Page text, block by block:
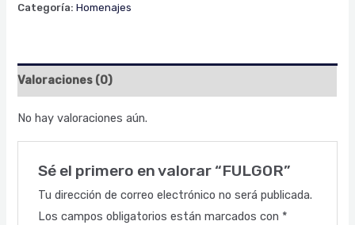
Categoría:Homenajes
Valoraciones (0)
No hay valoraciones aún.
Sé el primero en valorar “FULGOR”
Tu dirección de correo electrónico no será publicada.
Los campos obligatorios están marcados con *